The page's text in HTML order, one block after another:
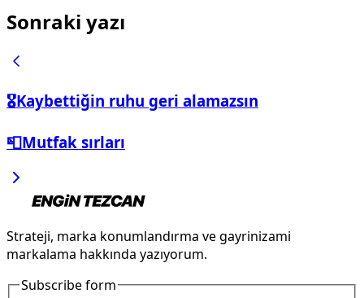
Sonraki yazı
🎖️Kaybettiğin ruhu geri alamazsın
📮Mutfak sırları
Strateji, marka konumlandırma ve gayrinizami
markalama hakkında yazıyorum.
Subscribe form